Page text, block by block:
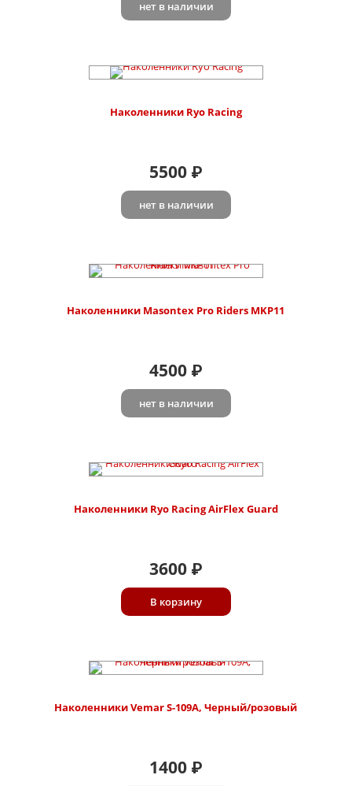
нет в наличии
Наколенники Ryo Racing
5500 ₽
нет в наличии
Наколенники Masontex Pro Riders MKP11
4500 ₽
нет в наличии
Наколенники Ryo Racing AirFlex Guard
3600 ₽
В корзину
Наколенники Vemar S-109A, Черный/розовый
1400 ₽